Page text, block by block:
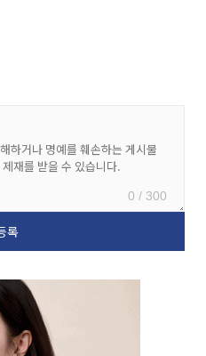
0 / 300